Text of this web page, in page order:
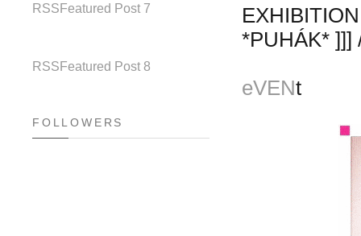
*PUHÁK* ]]]
eVENt
RSS Featured Post 7
RSS Featured Post 8
FOLLOWERS